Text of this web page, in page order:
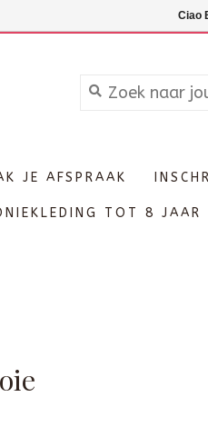
JE AFSPRAAK
TOT 8 JAAR
Ciao